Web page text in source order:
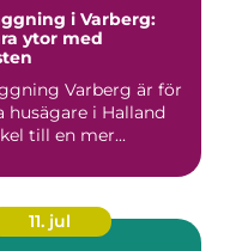
i Varberg:
ytor med
Varberg är för
husägare i Halland
till en mer...
11. jul